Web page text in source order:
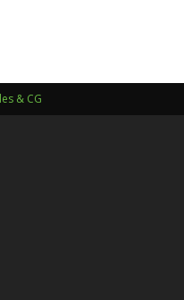
& CG